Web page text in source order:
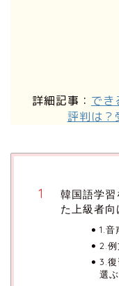
詳細記事： でき
評判は？
韓国語学
た上級者
1.
2.
3.
選ぶ